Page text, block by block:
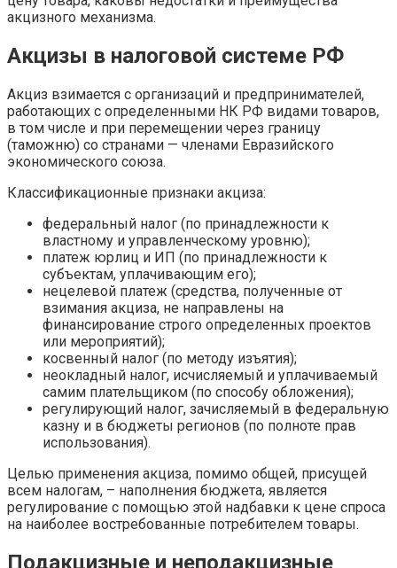
акцизного механизма.
Акцизы в налоговой системе РФ
Акциз взимается с организаций и предпринимателей,
работающих с определенными НК РФ видами товаров,
в том числе и при перемещении через границу
(таможню) со странами — членами Евразийского
экономического союза.
Классификационные признаки акциза:
федеральный налог (по принадлежности к
властному и управленческому уровню);
платеж юрлиц и ИП (по принадлежности к
субъектам, уплачивающим его);
нецелевой платеж (средства, полученные от
взимания акциза, не направлены на
финансирование строго определенных проектов
или мероприятий);
косвенный налог (по методу изъятия);
неокладный налог, исчисляемый и уплачиваемый
самим плательщиком (по способу обложения);
регулирующий налог, зачисляемый в федеральную
казну и в бюджеты регионов (по полноте прав
использования).
Целью применения акциза, помимо общей, присущей
всем налогам, – наполнения бюджета, является
регулирование с помощью этой надбавки к цене спроса
на наиболее востребованные потребителем товары.
Подакцизные и неподакцизные